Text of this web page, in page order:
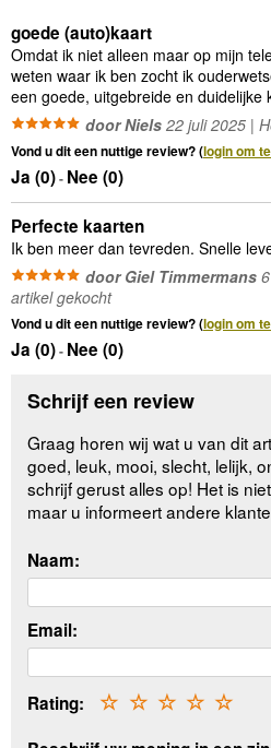
goede (auto)kaart
Omdat ik niet alleen maar op mijn
weten waar ik ben zocht ik
een goede, uitgebreide en duidelijke
door Niels 22 juli 2025 |
Vond u dit een nuttige review? (login om
Ja (0)- Nee (0)
Perfecte kaarten
Ik ben meer dan tevreden. Snelle
door Giel Timmermans
artikel gekocht
Vond u dit een nuttige review? (login om
Ja (0)- Nee (0)
Schrijf een review
Graag horen wij wat u van dit
goed, leuk, mooi, slecht, lelijk,
schrijf gerust alles op! Het is
maar u informeert andere
Naam:
Email:
Rating: ☆
☆
☆
☆
☆